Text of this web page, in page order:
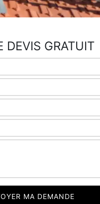
DEVIS GRATUIT